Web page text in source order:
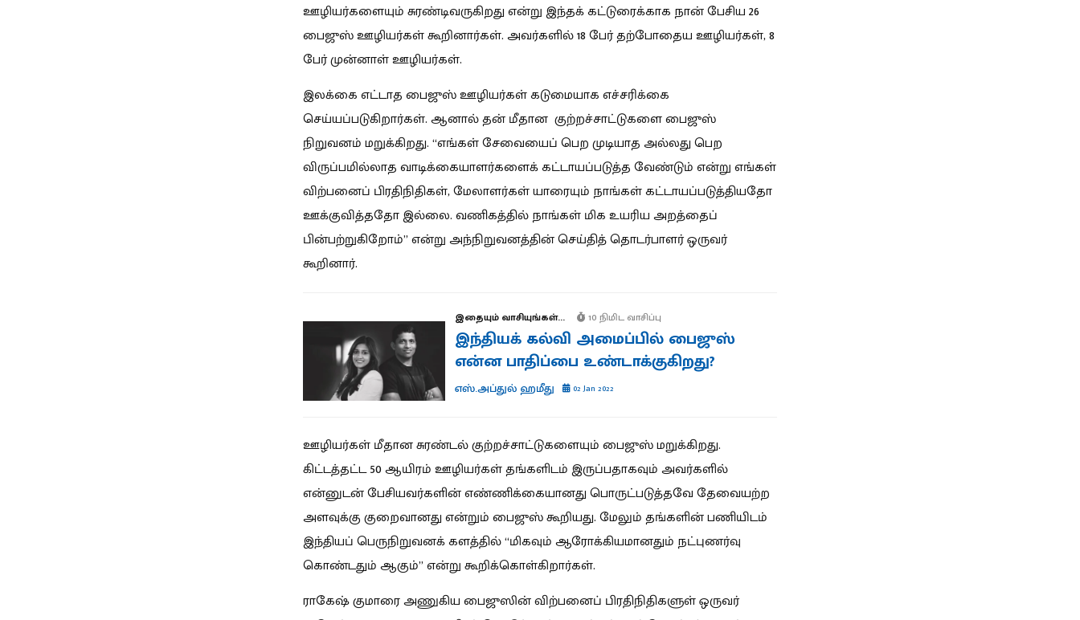
ஊழியர்களையும் சுரண்டிவருகிறது என்று இந்தக் கட்டுரைக்காக நான் பேசிய 26
பைஜுஸ் ஊழியர்கள் கூறினார்கள். அவர்களில் 18 பேர் தற்போதைய ஊழியர்கள், 8
பேர் முன்னாள் ஊழியர்கள்.
இலக்கை எட்டாத பைஜுஸ் ஊழியர்கள் கடுமையாக எச்சரிக்கை
செய்யப்படுகிறார்கள். ஆனால் தன் மீதான குற்றச்சாட்டுகளை பைஜுஸ்
நிறுவனம் மறுக்கிறது. “எங்கள் சேவையைப் பெற முடியாத அல்லது பெற
விருப்பமில்லாத வாடிக்கையாளர்களைக் கட்டாயப்படுத்த வேண்டும் என்று எங்கள்
விற்பனைப் பிரதிநிதிகள், மேலாளர்கள் யாரையும் நாங்கள் கட்டாயப்படுத்தியதோ
ஊக்குவித்ததோ இல்லை. வணிகத்தில் நாங்கள் மிக உயரிய அறத்தைப்
பின்பற்றுகிறோம்” என்று அந்நிறுவனத்தின் செய்தித் தொடர்பாளர் ஒருவர்
கூறினார்.
இதையும் வாசியுங்கள்... 10 நிமிட வாசிப்பு
இந்தியக் கல்வி அமைப்பில் பைஜுஸ்
என்ன பாதிப்பை உண்டாக்குகிறது?
எஸ்.அப்துல் ஹமீது 02 Jan 2022
ஊழியர்கள் மீதான சுரண்டல் குற்றச்சாட்டுகளையும் பைஜுஸ் மறுக்கிறது.
கிட்டத்தட்ட 50 ஆயிரம் ஊழியர்கள் தங்களிடம் இருப்பதாகவும் அவர்களில்
என்னுடன் பேசியவர்களின் எண்ணிக்கையானது பொருட்படுத்தவே தேவையற்ற
அளவுக்கு குறைவானது என்றும் பைஜுஸ் கூறியது. மேலும் தங்களின் பணியிடம்
இந்தியப் பெருநிறுவனக் களத்தில் “மிகவும் ஆரோக்கியமானதும் நட்புணர்வு
கொண்டதும் ஆகும்” என்று கூறிக்கொள்கிறார்கள்.
ராகேஷ் குமாரை அணுகிய பைஜுஸின் விற்பனைப் பிரதிநிதிகளுள் ஒருவர்